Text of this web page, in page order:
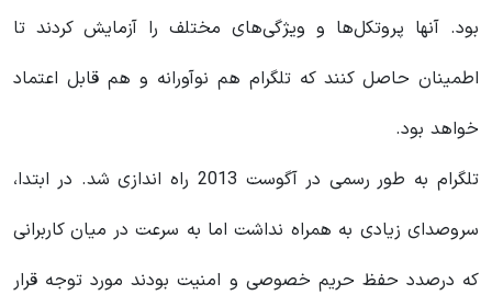
بود. آنها پروتکل‌ها و ویژگی‌های مختلف را آزمایش کردند تا
اطمینان حاصل کنند که تلگرام هم نوآورانه و هم قابل اعتماد
خواهد بود.
تلگرام به طور رسمی در آگوست 2013 راه اندازی شد. در ابتدا،
سروصدای زیادی به همراه نداشت اما به سرعت در میان کاربرانی
که درصدد حفظ حریم خصوصی و امنیت بودند مورد توجه قرار